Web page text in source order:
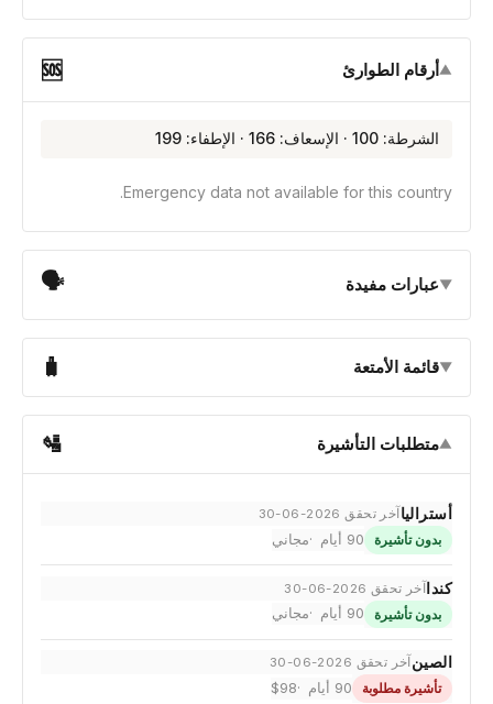
🆘 أرقام الطوارئ▼
الشرطة: 100 · الإسعاف: 166 · الإطفاء: 199
Emergency data not available for this country.
🗣 عبارات مفيدة▼
🧳 قائمة الأمتعة▼
🛂 متطلبات التأشيرة▼
أستراليا آخر تحقق 2026-06-30
بدون تأشيرة 90 أيام مجاني
كنداآخر تحقق 2026-06-30
بدون تأشيرة 90 أيام مجاني
الصين آخر تحقق 2026-06-30
تأشيرة مطلوبة 90 أيام $98